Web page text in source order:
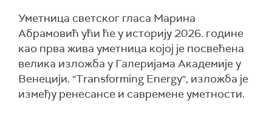
Уметница светског гласа Марина
Абрамовић ући ће у историју 2026. године
као прва жива уметница којој је посвећена
велика изложба у Галеријама Академије у
Венецији. "Transforming Energy", изложба је
између ренесансе и савремене уметности.